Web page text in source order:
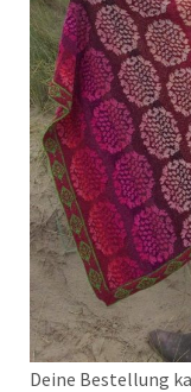
Deine Bestellung